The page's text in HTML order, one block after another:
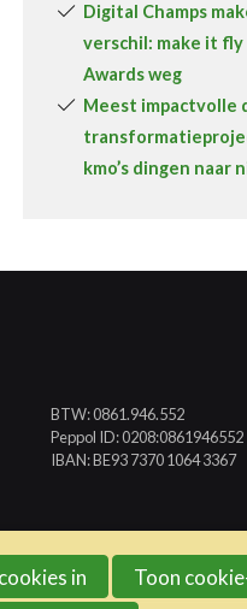
Digital Champs
verschil: make it
Awards weg
Meest impactvolle
kmo’s dingen naar
BTW: 0861.946.552
Peppol ID: 0208:0861946552
IBAN: BE93 7370 1064 3367
in Toon